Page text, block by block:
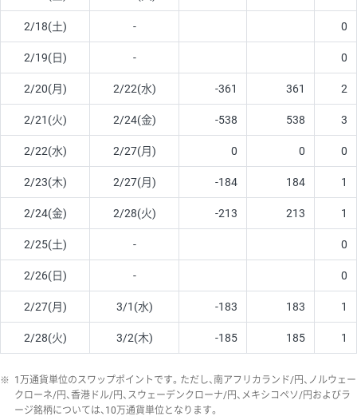
2/18(土) - 0
2/19(日) - 0
2/20(月) 2/22(水) -361 361 2
2/21(火) 2/24(金) -538 538 3
2/22(水) 2/27(月) 0 0 0
2/23(木) 2/27(月) -184 184 1
2/24(金) 2/28(火) -213 213 1
2/25(土) - 0
2/26(日) - 0
2/27(月) 3/1(水) -183 183 1
2/28(火) 3/2(木) -185 185 1
※ 1万通貨単位のスワップポイントです。ただし、南アフリカランド/円、ノルウェー
クローネ/円、香港ドル/円、スウェーデンクローナ/円、メキシコペソ/円およびラ
ージ銘柄については、10万通貨単位となります。